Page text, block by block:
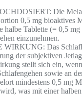
Die
0,5 mg bioaktives
halbe Tablette (= 0,5
einzunehmen.
Das
der subjektiven
stellt sich ein,
sowie an
mindestens 0,5 mg
was mit einer